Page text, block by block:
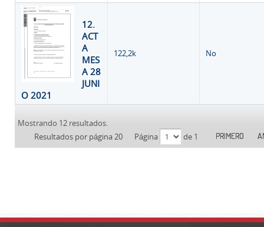
12.
ACT
A
MES
A 28
JUNI
O 2021
122,2k No
Mostrando 12 resultados.
Resultados por página 20
Página de 1 PRIMERO